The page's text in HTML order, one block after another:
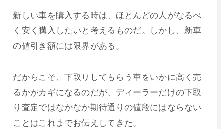
新しい車を購入する時は、ほとんどの人がなるべ
く安く購入したいと考えるものだ。しかし、新車
の値引き額には限界がある。
だからこそ、下取りしてもらう車をいかに高く売
るかがカギになるのだが、ディーラーだけの下取
り査定ではなかなか期待通りの値段にはならない
ことはこれまでお伝えしてきた。